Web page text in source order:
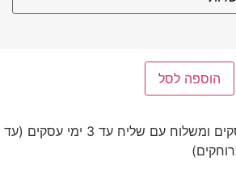
הוספה לסל
דואר רשום עד 7 ימי עסקים ומשלוח עם שליח עד 3 ימי עסקים (עד